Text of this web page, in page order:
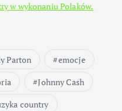
w wykonaniu Polaków.
Parton
emocje
Johnny Cash
country